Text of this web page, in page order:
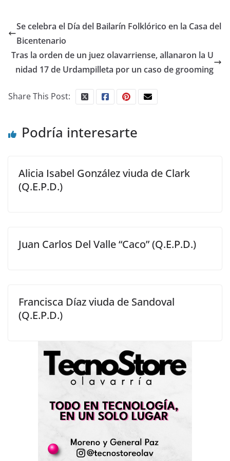
Se celebra el Día del Bailarín Folklórico en la Casa del
Bicentenario
Tras la orden de un juez olavarriense, allanaron la U
nidad 17 de Urdampilleta por un caso de grooming
Share This Post:
Podría interesarte
Alicia Isabel González viuda de Clark
(Q.E.P.D.)
Juan Carlos Del Valle “Caco” (Q.E.P.D.)
Francisca Díaz viuda de Sandoval
(Q.E.P.D.)